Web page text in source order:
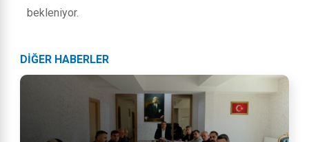
bekleniyor.
DİĞER HABERLER